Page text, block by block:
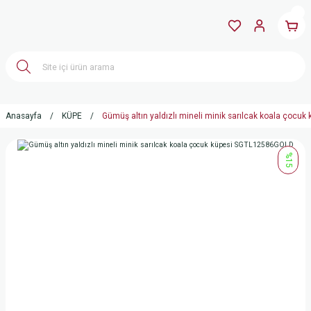
Anasayfa KÜPE Gümüş altın yaldızlı mineli minik sarılcak koala çocuk
%15